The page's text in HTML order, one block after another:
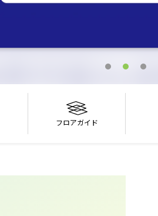
フロアガイド